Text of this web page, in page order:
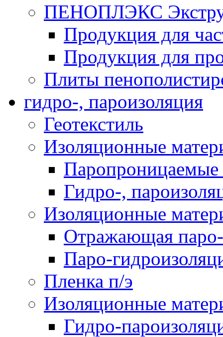
ПЕНОПЛЭКС
Продукция для
Продукция для
Плиты
гидро-, пароизоляция
Геотекстиль
Изоляционные
Гидро-,
Изоляционные
Отражающая
Паро-
Пленка п/э
Изоляционные
Гидро-